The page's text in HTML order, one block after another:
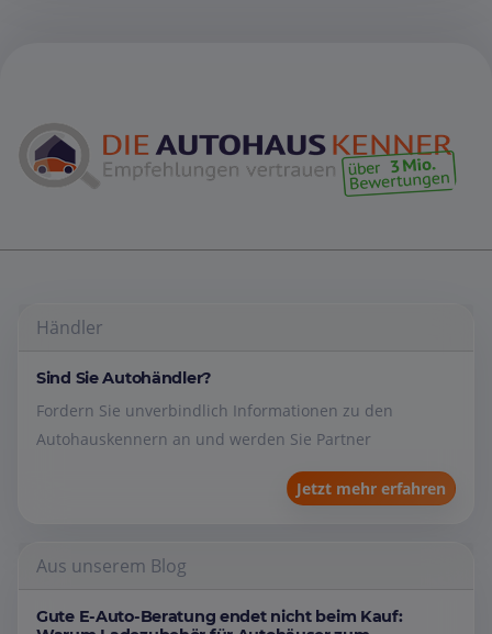
Händler
Sind Sie Autohändler?
Fordern Sie unverbindlich Informationen zu den
Autohauskennern an und werden Sie Partner
Jetzt mehr erfahren
Aus unserem Blog
Gute E-Auto-Beratung endet nicht beim Kauf: